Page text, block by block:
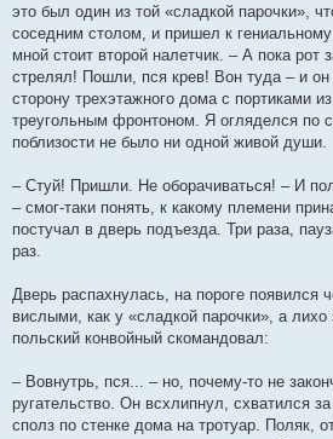
это был один из той «сладкой парочки»,
соседним столом, и пришел к
мной стоит второй налетчик. – А пока рот
стрелял! Пошли, пся крев! Вон туда – и
сторону трехэтажного дома с портиками
треугольным фронтоном. Я огляделся по
поблизости не было ни одной живой души.
– Стуй! Пришли. Не оборачиваться! – И
– смог-таки понять, к какому племени
постучал в дверь подъезда. Три раза,
раз.
Дверь распахнулась, на пороге появился
вислыми, как у «сладкой парочки», а
польский конвойный скомандовал:
– Вовнутрь, пся... – но, почему-то не
ругательство. Он всхлипнул, схватился
сполз по стенке дома на тротуар. Поляк,